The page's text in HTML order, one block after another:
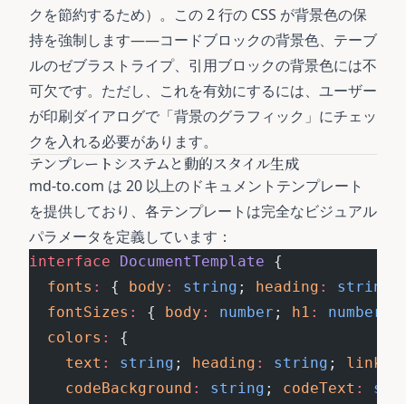
クを節約するため）。この 2 行の CSS が背景色の保
持を強制します——コードブロックの背景色、テーブ
ルのゼブラストライプ、引用ブロックの背景色には不
可欠です。ただし、これを有効にするには、ユーザー
が印刷ダイアログで「背景のグラフィック」にチェッ
クを入れる必要があります。
テンプレートシステムと動的スタイル生成
md-to.com は 20 以上のドキュメントテンプレート
を提供しており、各テンプレートは完全なビジュアル
パラメータを定義しています：
interface DocumentTemplate {
  fonts
: { body : string ; heading : string
  fontSizes
: { body : number ; h1 : number
  colors
:
{
    text
: string ; heading : string ; link
    codeBackground
: string ; codeText :